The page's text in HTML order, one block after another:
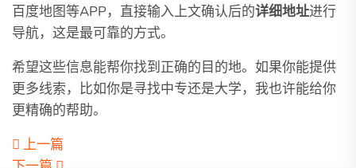
百度地图等APP，直接输入上文确认后的详细地址进行
导航，这是最可靠的方式。
希望这些信息能帮你找到正确的目的地。如果你能提供
更多线索，比如你是寻找中专还是大学，我也许能给你
更精确的帮助。
上一篇